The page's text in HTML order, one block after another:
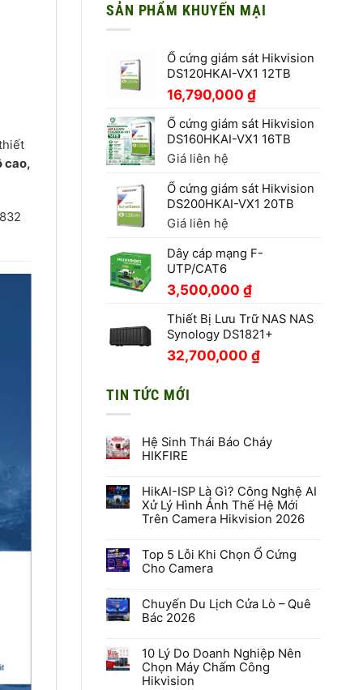
SẢN PHẨM KHUYẾN MẠI
Ổ cứng giám sát Hikvision
DS120HKAI-VX1 12TB
16,790,000 ₫
Ổ cứng giám sát Hikvision
DS160HKAI-VX1 16TB
Giá liên hệ
Ổ cứng giám sát Hikvision
DS200HKAI-VX1 20TB
Giá liên hệ
Dây cáp mạng F-
UTP/CAT6
3,500,000 ₫
Thiết Bị Lưu Trữ NAS NAS
Synology DS1821+
32,700,000 ₫
TIN TỨC MỚI
Hệ Sinh Thái Báo Cháy
HIKFIRE
bình
luận
ở
Hệ
Báo
Cháy
HIKFIRE
HikAI-ISP Là Gì? Công Nghệ AI
Xử Lý Hình Ảnh Thế Hệ Mới
Trên Camera Hikvision 2026
bình
luận
ở
Là
Gì?
Công
Xử
Lý
Hình
Ảnh
Top 5 Lỗi Khi Chọn Ổ Cứng
Cho Camera
bình
luận
ở
Lỗi
Khi
Chọn
Ổ
Chuyến Du Lịch Cửa Lò – Quê
Bác 2026
bình
luận
ở
Chuyến
10 Lý Do Doanh Nghiệp Nên
Chọn Máy Chấm Công
Hikvision
cao,